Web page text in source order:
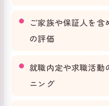
ご家族や保証人を含
の評価
就職内定や求職活動
ニング